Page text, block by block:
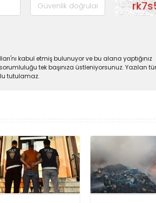
kabul etmiş bulunuyor ve bu alana yaptığınız
tek başınıza üstleniyorsunuz. Yazılan
tutulamaz.